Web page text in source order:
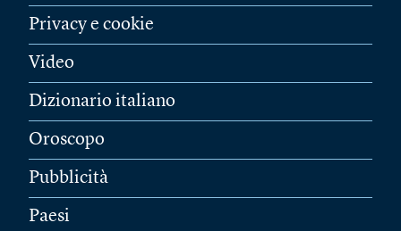
Privacy e cookie
Video
Dizionario italiano
Oroscopo
Pubblicità
Paesi